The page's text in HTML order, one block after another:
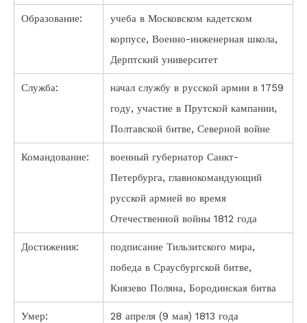
Образование:
учеба в Московском кадетском
корпусе, Военно-инженерная школа,
Дерптский университет
Служба:
начал службу в русской армии в 1759
году, участие в Прутской кампании,
Полтавской битве, Северной войне
Командование:
военный губернатор Санкт-
Петербурга, главнокомандующий
русской армией во время
Отечественной войны 1812 года
Достижения:
подписание Тильзитского мира,
победа в Сраусбургской битве,
Князево Поляна, Бородинская битва
Умер: 28 апреля (9 мая) 1813 года